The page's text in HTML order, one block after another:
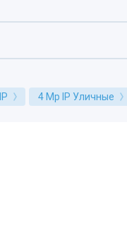
4 Mp IP Уличные